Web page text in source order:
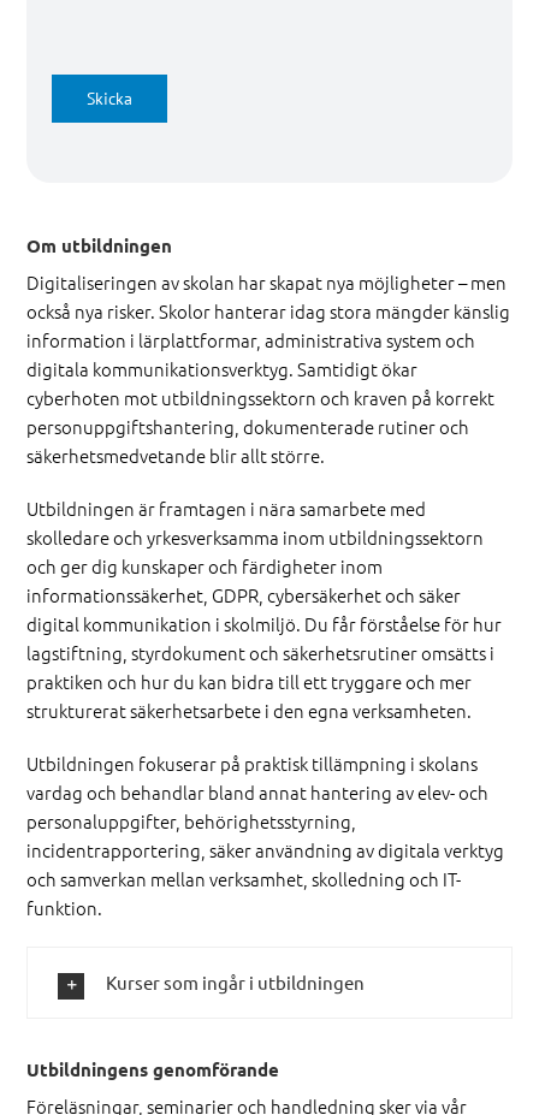
Skicka
Om utbildningen
Digitaliseringen av skolan har skapat nya möjligheter – men
också nya risker. Skolor hanterar idag stora mängder känslig
information i lärplattformar, administrativa system och
digitala kommunikationsverktyg. Samtidigt ökar
cyberhoten mot utbildningssektorn och kraven på korrekt
personuppgiftshantering, dokumenterade rutiner och
säkerhetsmedvetande blir allt större.
Utbildningen är framtagen i nära samarbete med
skolledare och yrkesverksamma inom utbildningssektorn
och ger dig kunskaper och färdigheter inom
informationssäkerhet, GDPR, cybersäkerhet och säker
digital kommunikation i skolmiljö. Du får förståelse för hur
lagstiftning, styrdokument och säkerhetsrutiner omsätts i
praktiken och hur du kan bidra till ett tryggare och mer
strukturerat säkerhetsarbete i den egna verksamheten.
Utbildningen fokuserar på praktisk tillämpning i skolans
vardag och behandlar bland annat hantering av elev- och
personaluppgifter, behörighetsstyrning,
incidentrapportering, säker användning av digitala verktyg
och samverkan mellan verksamhet, skolledning och IT-
funktion.
Kurser som ingår i utbildningen
Utbildningens genomförande
Föreläsningar, seminarier och handledning sker via vår